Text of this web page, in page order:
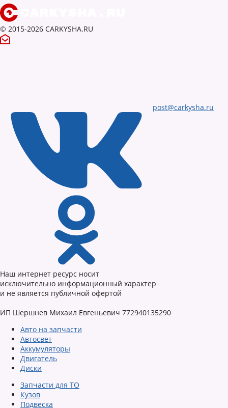
© 2015-2026 CARKYSHA.RU
post@carkysha.ru
Наш интернет ресурс носит
исключительно информационный характер
и не является публичной офертой
ИП Шершнев Михаил Евгеньевич 772940135290
Авто на запчасти
Автосвет
Аккумуляторы
Двигатель
Диски
Запчасти для ТО
Кузов
Подвеска